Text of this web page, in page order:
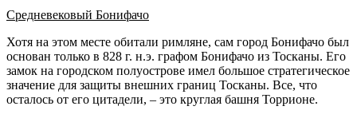
Средневековый Бонифачо
Хотя на этом месте обитали римляне, сам город Бонифачо был
основан только в 828 г. н.э. графом Бонифачо из Тосканы. Его
замок на городском полуострове имел большое стратегическое
значение для защиты внешних границ Тосканы. Все, что
осталось от его цитадели, – это круглая башня Торрионе.